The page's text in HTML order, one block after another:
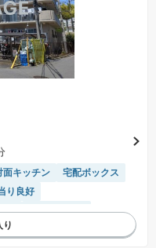
面キッチン
宅配ボックス
り良好
り
温水洗浄便座